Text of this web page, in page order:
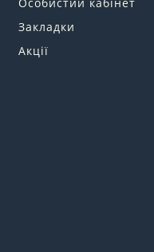
Особистий кабінет
Закладки
Акції